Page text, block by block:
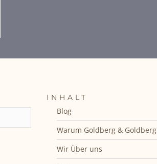
INHALT
Blog
Warum Goldberg & Goldberg
Wir Über uns